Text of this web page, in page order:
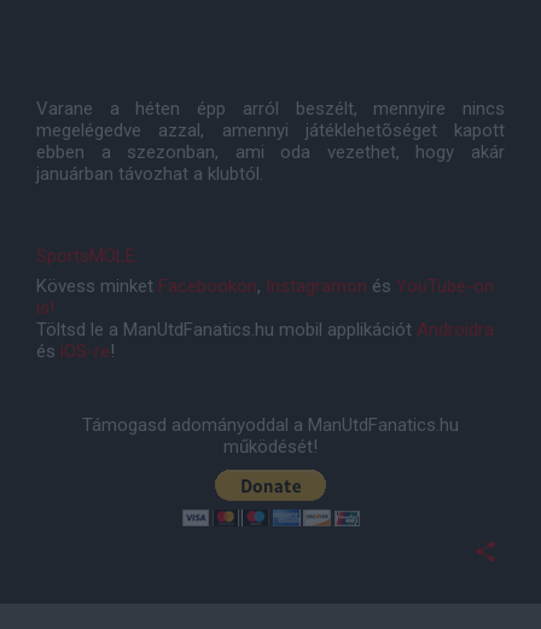
Varane a héten épp arról beszélt, mennyire nincs
megelégedve azzal, amennyi játéklehetõséget kapott
ebben a szezonban, ami oda vezethet, hogy akár
januárban távozhat a klubtól.
SportsMOLE
Kövess minket Facebookon, Instagramon és YouTube-on
is!
Töltsd le a ManUtdFanatics.hu mobil applikációt Androidra
és iOS-re!
Támogasd adományoddal a ManUtdFanatics.hu
működését!